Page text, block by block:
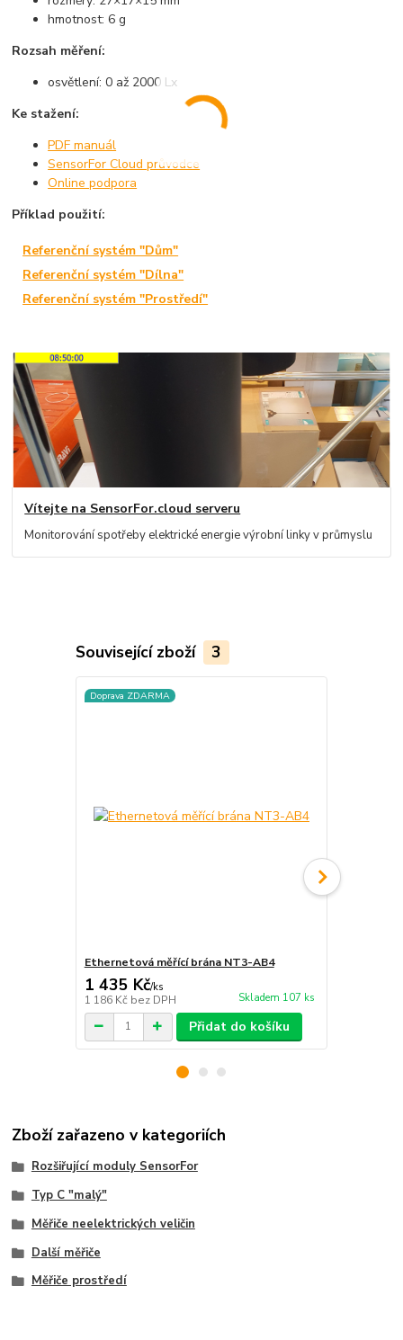
hmotnost: 6 g
Rozsah měření:
osvětlení: 0 až 2000 Lx
Ke stažení:
PDF manuál
SensorFor Cloud průvodce
Online podpora
Příklad použití:
Referenční systém "Dům"
Referenční systém "Dílna"
Referenční systém "Prostředí"
Vítejte na SensorFor.cloud serveru
Monitorování spotřeby elektrické energie výrobní linky v průmyslu
Související zboží 3
Doprava ZDARMA
Ethernetová měřící brána NT3-AB4
1 435 Kč/ks
1 186 Kč bez DPH Skladem 107 ks
Přidat do košíku
Zboží zařazeno v kategoriích
Rozšiřující moduly SensorFor
Typ C "malý"
Měřiče neelektrických veličin
Další měřiče
Měřiče prostředí